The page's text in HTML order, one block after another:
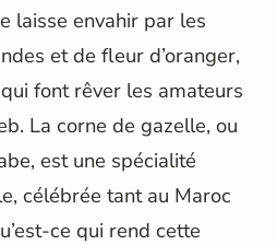
laisse envahir par les
et de fleur d’oranger,
font rêver les amateurs
La corne de gazelle, ou
est une spécialité
célébrée tant au Maroc
ce qui rend cette